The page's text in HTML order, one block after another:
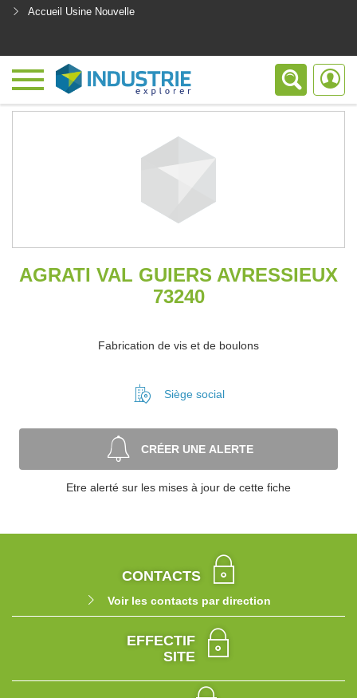
Accueil Usine Nouvelle
AGRATI VAL GUIERS AVRESSIEUX
73240
Fabrication de vis et de boulons
Siège social
CRÉER UNE ALERTE
Etre alerté sur les mises à jour de cette fiche
CONTACTS
Voir les contacts par direction
EFFECTIF
SITE